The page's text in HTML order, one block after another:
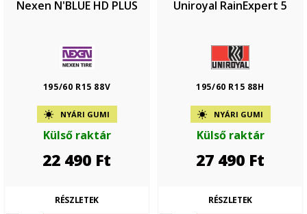
Nexen N'BLUE HD PLUS
195/60 R15 88V
NYÁRI GUMI
Külső raktár
22 490 Ft
RÉSZLETEK
Uniroyal RainExpert 5
195/60 R15 88H
NYÁRI GUMI
Külső raktár
27 490 Ft
RÉSZLETEK